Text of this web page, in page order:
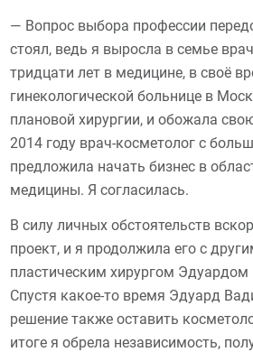
— Вопрос выбора профессии
стоял, ведь я выросла в семье
тридцати лет в медицине, в своё
гинекологической больнице в
плановой хирургии, и обожала
2014 году врач-косметолог с
предложила начать бизнес в
медицины. Я согласилась.
В силу личных обстоятельств
проект, и я продолжила его с
пластическим хирургом
Спустя какое-то время Эдуард
решение также оставить
итоге я обрела независимость,